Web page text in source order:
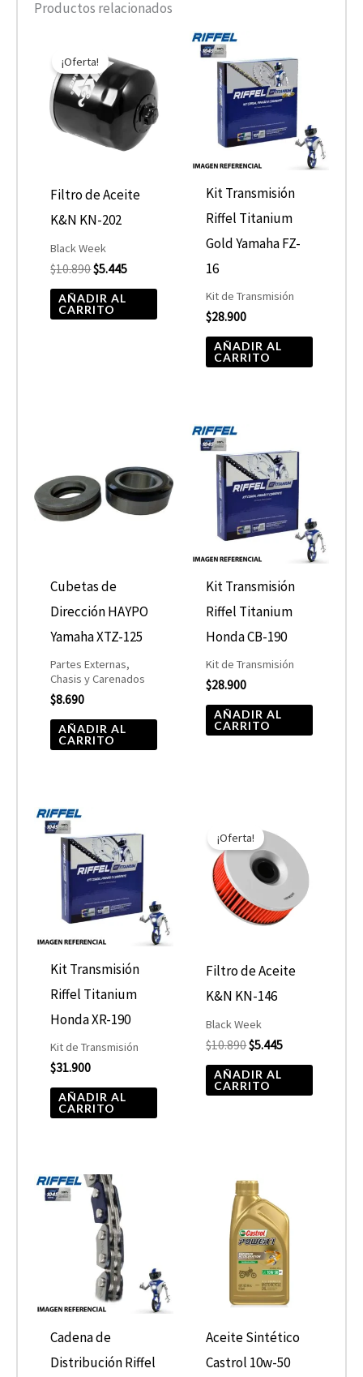
Productos relacionados
¡Oferta!
Filtro de Aceite
K&N KN-202
Black Week
$10.890
precio
original
era:
$10.890.
$5.445
actual
es:
$5.445.
AÑADIR AL
CARRITO
Kit Transmisión
Riffel Titanium
Gold Yamaha FZ-
16
Kit de Transmisión
$28.900
AÑADIR AL
CARRITO
Cubetas de
Dirección HAYPO
Yamaha XTZ-125
Partes Externas,
Chasis y Carenados
$8.690
AÑADIR AL
CARRITO
Kit Transmisión
Riffel Titanium
Honda CB-190
Kit de Transmisión
$28.900
AÑADIR AL
CARRITO
Kit Transmisión
Riffel Titanium
Honda XR-190
Kit de Transmisión
$31.900
AÑADIR AL
CARRITO
¡Oferta!
Filtro de Aceite
K&N KN-146
Black Week
$10.890
precio
original
era:
$10.890.
$5.445
actual
es:
$5.445.
AÑADIR AL
CARRITO
Cadena de
Distribución Riffel
Aceite Sintético
Castrol 10w-50